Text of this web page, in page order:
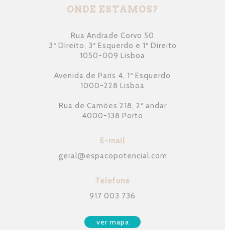
ONDE ESTAMOS?
Rua Andrade Corvo 50
3º Direito, 3º Esquerdo e 1º Direito
1050-009 Lisboa
Avenida de Paris 4, 1º Esquerdo
1000-228 Lisboa
Rua de Camões 218, 2º andar
4000-138 Porto
E-mail
geral@espacopotencial.com
Telefone
917 003 736
ver mapa